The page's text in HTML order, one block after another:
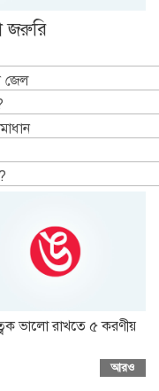
জরুরি
জেল
ভালো রাখতে ৫ করণীয়
আরও